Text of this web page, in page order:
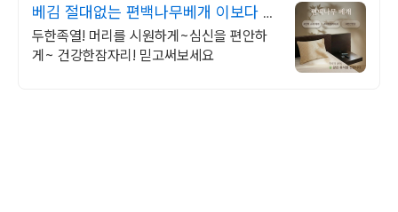
베김 절대없는 편백나무베개 이보다 더
좋을순 없다!
두한족열! 머리를 시원하게~심신을 편안하
게~ 건강한잠자리! 믿고써보세요